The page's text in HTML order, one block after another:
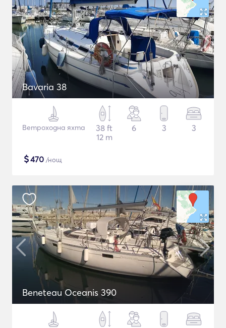
Bavaria 38
Ветроходна яхта
38 ft
12 m
6 3 3
$470 /нощ
Beneteau Oceanis 390